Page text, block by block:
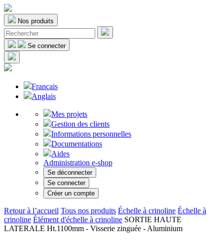
Nos produits
Se connecter
Français
Anglais
Mes projets
Gestion des clients
Informations personnelles
Documentations
Aides
Administration e-shop
Se déconnecter
Se connecter
Créer un compte
Retour à l’accueil Tous nos produits Échelle à crinoline Échelle à
crinoline Élément d'échelle à crinoline SORTIE HAUTE
LATERALE Ht.1100mm - Visserie zinguée - Aluminium